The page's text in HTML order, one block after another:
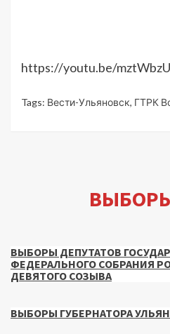
https://youtu.be/
Tags: Вести-Ульяновск, ГТРК
ВЫБОРЫ ДЕПУТАТОВ
ФЕДЕРАЛЬНОГО СОБРАНИЯ
ДЕВЯТОГО СОЗЫВА
ВЫБОРЫ ГУБЕРНАТОРА